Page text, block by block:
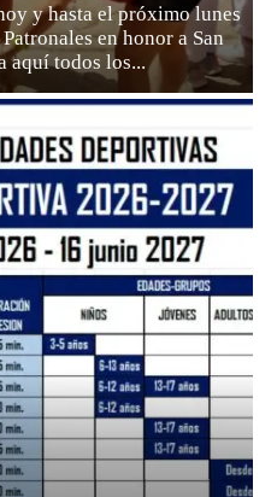
y hasta el próximo lunes
en honor a San
aquí todos los...